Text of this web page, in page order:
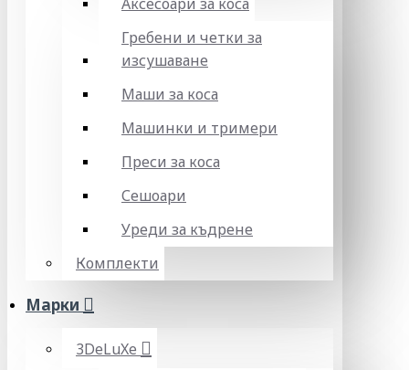
Гребени и четки за
изсушаване
Маши за коса
Машинки и тримери
Преси за коса
Сешоари
Уреди за къдрене
Комплекти
Марки
3DeLuXe